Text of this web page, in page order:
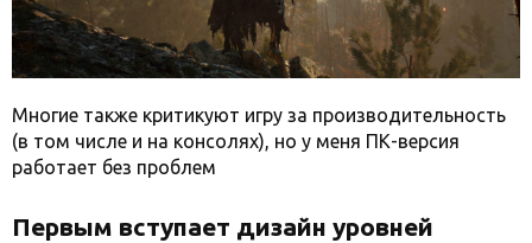
Многие также критикуют игру за производительность
(в том числе и на консолях), но у меня ПК-версия
работает без проблем
Первым вступает дизайн уровней